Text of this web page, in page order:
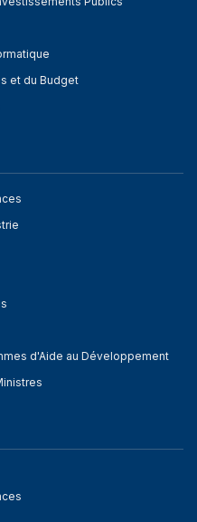
et du Budget
d'Aide au Développement